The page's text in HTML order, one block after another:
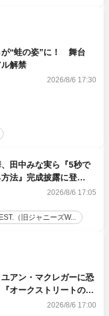
が“蛙の姿”に！ 舞台
解禁
2026/8/6 17:30
田中みな実ら『5秒で
法』完成披露に登
用術も発表2026/8/6 17:05
（旧ジャニーズW...
アン・マクレガーに恐
オークストリートの異
編映像初解禁2026/8/6 17:00